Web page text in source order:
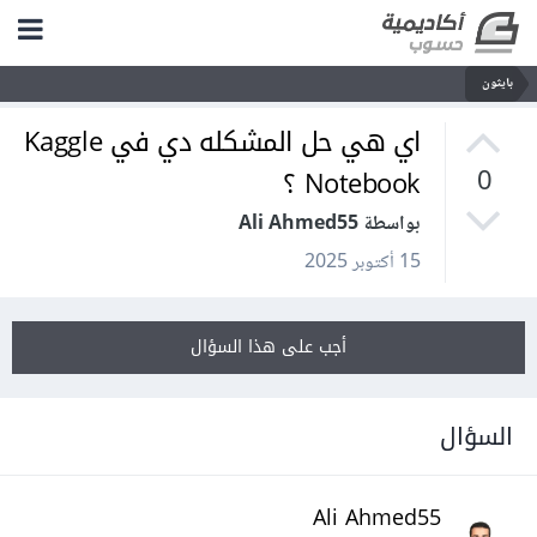
بايثون
0
اي هي حل المشكله دي في Kaggle
Notebook ؟
بواسطة Ali Ahmed55
15 أكتوبر 2025
أجب على هذا السؤال
السؤال
Ali Ahmed55